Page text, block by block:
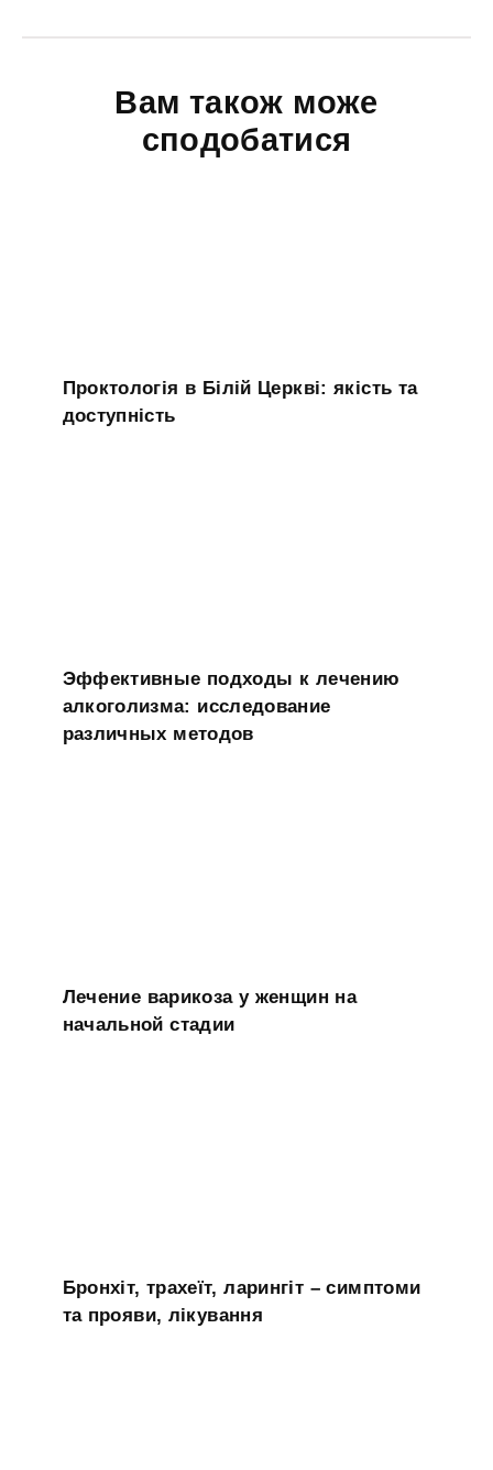
Вам також може
сподобатися
Проктологія в Білій Церкві: якість та
доступність
Эффективные подходы к лечению
алкоголизма: исследование
различных методов
Лечение варикоза у женщин на
начальной стадии
Бронхіт, трахеїт, ларингіт – симптоми
та прояви, лікування